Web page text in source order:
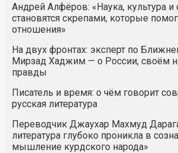
Андрей Алфёров: «Наука, культура и
становятся скрепами, которые
отношения»
На двух фронтах: эксперт по
Мирзад Хаджим — о России, своём
правды
Писатель и время: о чём говорит
русская литература
Переводчик Джаухар Махмуд
литература глубоко проникла в
мышление курдского народа»